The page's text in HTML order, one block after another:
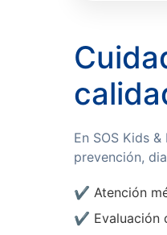
En SOS Kids
prevención,
✔ Atención
✔ Evaluación